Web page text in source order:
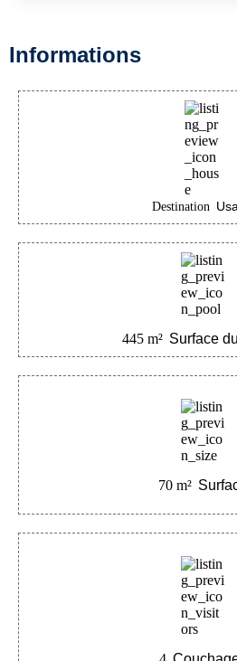
Informations
Destination
445 m² Surface
70 m²